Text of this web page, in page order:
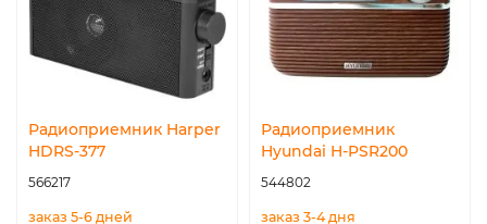
Радиоприемник Harper
HDRS-377
566217
заказ 5-6 дней
Радиоприемник
Hyundai H-PSR200
544802
заказ 3-4 дня